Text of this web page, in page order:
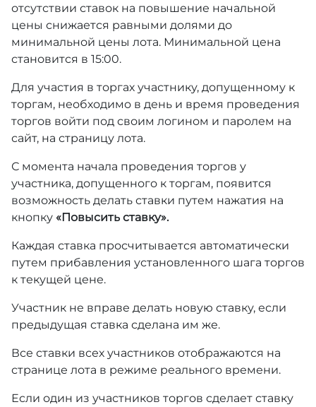
отсутствии ставок на повышение начальной
цены снижается равными долями до
минимальной цены лота. Минимальной цена
становится в 15:00.
Для участия в торгах участнику, допущенному к
торгам, необходимо в день и время проведения
торгов войти под своим логином и паролем на
сайт, на страницу лота.
С момента начала проведения торгов у
участника, допущенного к торгам, появится
возможность делать ставки путем нажатия на
кнопку «Повысить ставку».
Каждая ставка просчитывается автоматически
путем прибавления установленного шага торгов
к текущей цене.
Участник не вправе делать новую ставку, если
предыдущая ставка сделана им же.
Все ставки всех участников отображаются на
странице лота в режиме реального времени.
Если один из участников торгов сделает ставку